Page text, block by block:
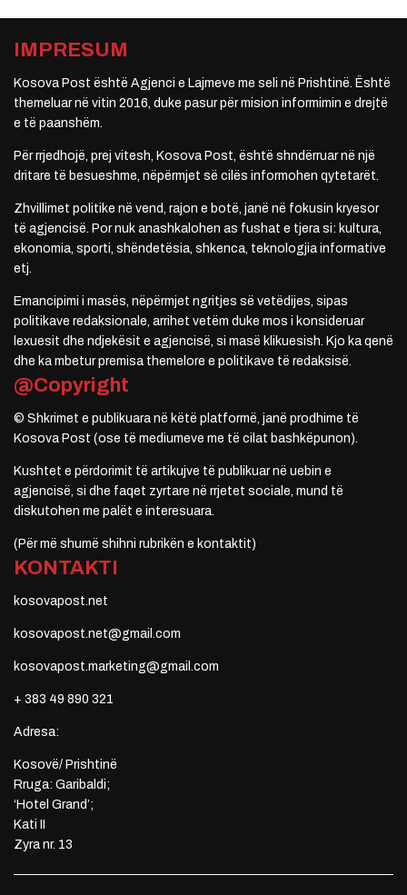
IMPRESUM
Kosova Post është Agjenci e Lajmeve me seli në Prishtinë. Është
themeluar në vitin 2016, duke pasur për mision informimin e drejtë
e të paanshëm.
Për rrjedhojë, prej vitesh, Kosova Post, është shndërruar në një
dritare të besueshme, nëpërmjet së cilës informohen qytetarët.
Zhvillimet politike në vend, rajon e botë, janë në fokusin kryesor
të agjencisë. Por nuk anashkalohen as fushat e tjera si: kultura,
ekonomia, sporti, shëndetësia, shkenca, teknologjia informative
etj.
Emancipimi i masës, nëpërmjet ngritjes së vetëdijes, sipas
politikave redaksionale, arrihet vetëm duke mos i konsideruar
lexuesit dhe ndjekësit e agjencisë, si masë klikuesish. Kjo ka qenë
dhe ka mbetur premisa themelore e politikave të redaksisë.
@Copyright
© Shkrimet e publikuara në këtë platformë, janë prodhime të
Kosova Post (ose të mediumeve me të cilat bashkëpunon).
Kushtet e përdorimit të artikujve të publikuar në uebin e
agjencisë, si dhe faqet zyrtare në rrjetet sociale, mund të
diskutohen me palët e interesuara.
(Për më shumë shihni rubrikën e kontaktit)
KONTAKTI
kosovapost.net
kosovapost.net@gmail.com
kosovapost.marketing@gmail.com
+ 383 49 890 321
Adresa:
Kosovë/ Prishtinë
Rruga: Garibaldi;
‘Hotel Grand’;
Kati II
Zyra nr. 13